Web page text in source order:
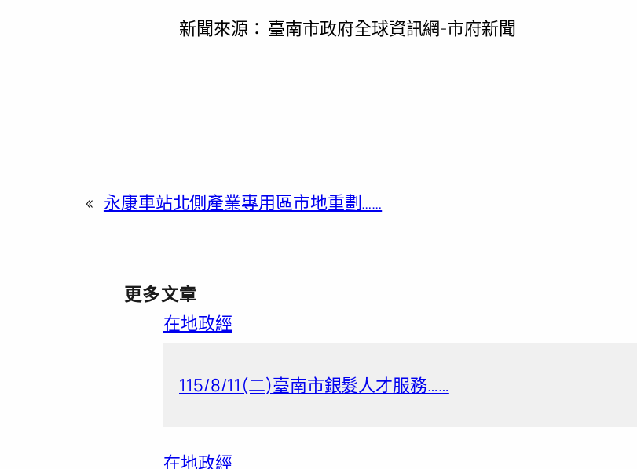
新聞來源： 臺南市政府全球資訊網-市府新聞
« 永康車站北側產業專用區市地重劃……
更多文章
在地政經
115/8/11(二)臺南市銀髮人才服務……
在地政經